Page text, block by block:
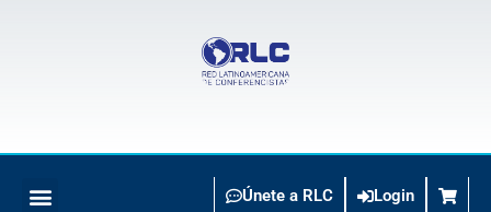
Únete a RLC Login